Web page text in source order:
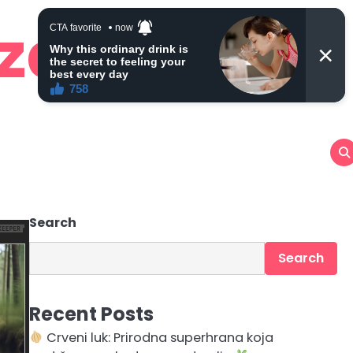
Search
Search
Recent Posts
Crveni luk: Prirodna superhrana koja